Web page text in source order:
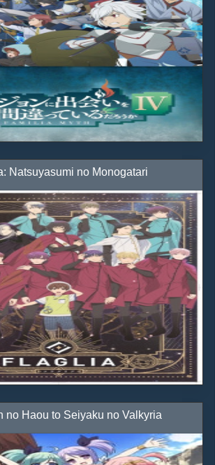
Natsuyasumi no Monogatari
no Haou to Seiyaku no Valkyria